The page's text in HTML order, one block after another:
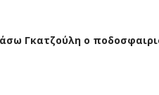
Γκατζούλη ο